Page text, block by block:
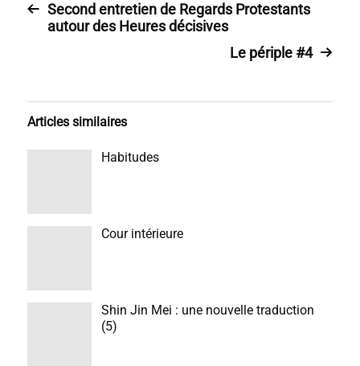
Second entretien de Regards Protestants
autour des Heures décisives
Le périple #4
Articles similaires
Habitudes
Cour intérieure
Shin Jin Mei : une nouvelle traduction
(5)